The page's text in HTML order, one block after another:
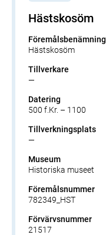
Hästskosöm
Föremålsbenämning
Hästskosöm
Tillverkare
—
Datering
500 f.Kr. – 1100
Tillverkningsplats
—
Museum
Historiska museet
Föremålsnummer
782349_HST
Förvärvsnummer
21517